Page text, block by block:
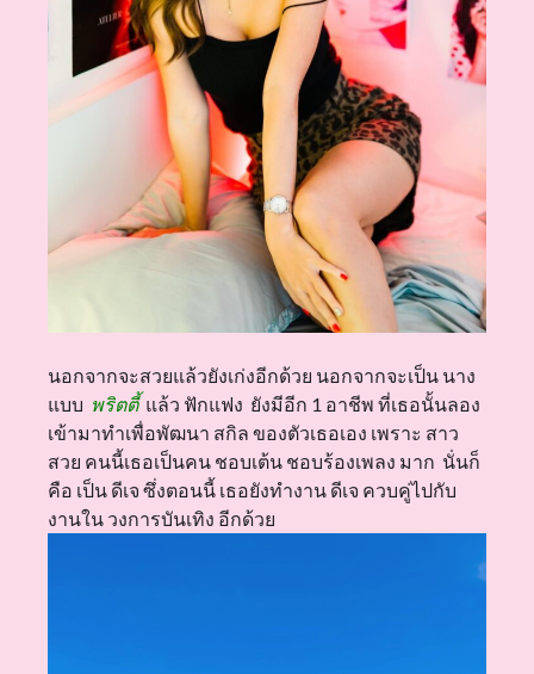
นอกจากจะสวยแล้วยังเก่งอีกด้วย นอกจากจะเป็น นาง
แบบ พริตตี้ แล้ว ฟักแฟง ยังมีอีก 1 อาชีพ ที่เธอนั้นลอง
เข้ามาทำเพื่อพัฒนา สกิล ของตัวเธอเอง เพราะ สาว
สวย คนนี้เธอเป็นคน ชอบเต้น ชอบร้องเพลง มาก นั่นก็
คือ เป็น ดีเจ ซึ่งตอนนี้ เธอยังทำงาน ดีเจ ควบคู่ไปกับ
งานใน วงการบันเทิง อีกด้วย